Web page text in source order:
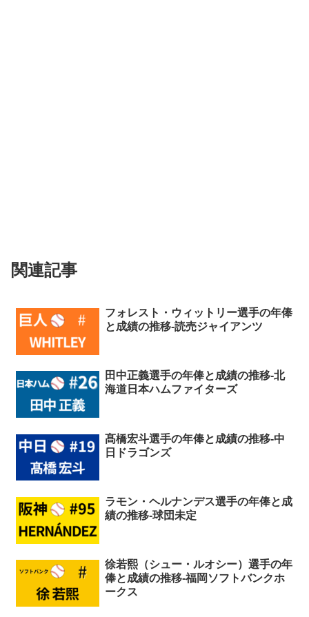
関連記事
フォレスト・ウィットリー選手の年俸
と成績の推移-読売ジャイアンツ
田中正義選手の年俸と成績の推移-北
海道日本ハムファイターズ
髙橋宏斗選手の年俸と成績の推移-中
日ドラゴンズ
ラモン・ヘルナンデス選手の年俸と成
績の推移-球団未定
徐若熙（シュー・ルオシー）選手の年
俸と成績の推移-福岡ソフトバンクホ
ークス